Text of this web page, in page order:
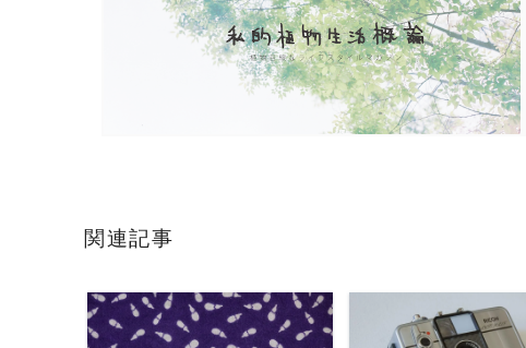
関連記事